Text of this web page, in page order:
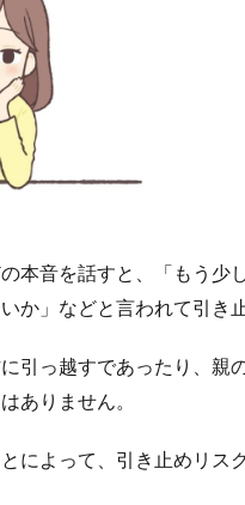
本音を話すと、「もう少
か」などと言われて引き
引っ越すであったり、親
ありません。
によって、引き止めリス